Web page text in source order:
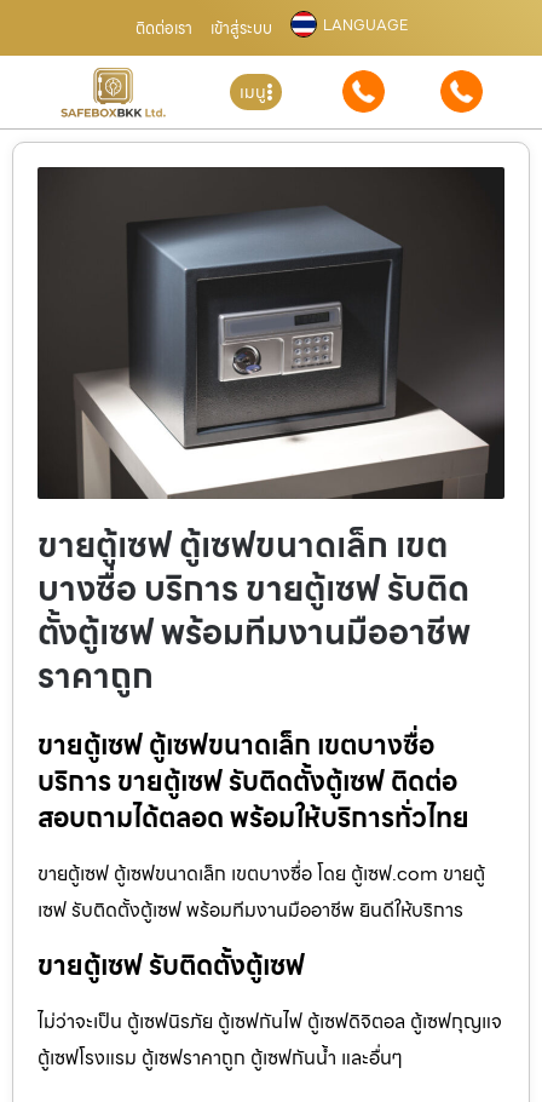
ติดต่อเรา เข้าสู่ระบบ LANGUAGE
เมนู
ขายตู้เซฟ ตู้เซฟขนาดเล็ก เขต
บางซื่อ บริการ ขายตู้เซฟ รับติด
ตั้งตู้เซฟ พร้อมทีมงานมืออาชีพ
ราคาถูก
ขายตู้เซฟ ตู้เซฟขนาดเล็ก เขตบางซื่อ
บริการ ขายตู้เซฟ รับติดตั้งตู้เซฟ ติดต่อ
สอบถามได้ตลอด พร้อมให้บริการทั่วไทย
ขายตู้เซฟ ตู้เซฟขนาดเล็ก เขตบางซื่อ โดย ตู้เซฟ.com ขายตู้
เซฟ รับติดตั้งตู้เซฟ พร้อมทีมงานมืออาชีพ ยินดีให้บริการ
ขายตู้เซฟ รับติดตั้งตู้เซฟ
ไม่ว่าจะเป็น ตู้เซฟนิรภัย ตู้เซฟกันไฟ ตู้เซฟดิจิตอล ตู้เซฟกุญแจ
ตู้เซฟโรงแรม ตู้เซฟราคาถูก ตู้เซฟกันน้ำ และอื่นๆ